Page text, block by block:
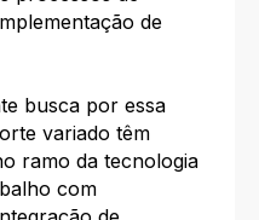
de
busca por essa
variado têm
ramo da tecnologia
com